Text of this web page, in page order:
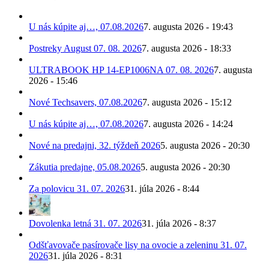
U nás kúpite aj…, 07.08.20267. augusta 2026 - 19:43
Postreky August 07. 08. 20267. augusta 2026 - 18:33
ULTRABOOK HP 14-EP1006NA 07. 08. 20267. augusta
2026 - 15:46
Nové Techsavers, 07.08.20267. augusta 2026 - 15:12
U nás kúpite aj…, 07.08.20267. augusta 2026 - 14:24
Nové na predajni, 32. týždeň 20265. augusta 2026 - 20:30
Zákutia predajne, 05.08.20265. augusta 2026 - 20:30
Za polovicu 31. 07. 202631. júla 2026 - 8:44
Dovolenka letná 31. 07. 202631. júla 2026 - 8:37
Odšťavovače pasírovače lisy na ovocie a zeleninu 31. 07.
202631. júla 2026 - 8:31